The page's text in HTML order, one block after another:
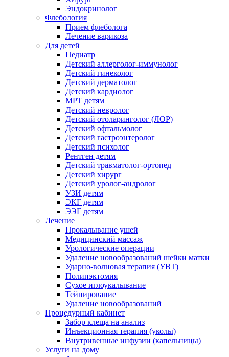
Эндокринолог
Флебология
Прием флеболога
Лечение варикоза
Для детей
Педиатр
Детский аллерголог-иммунолог
Детский гинеколог
Детский дерматолог
Детский кардиолог
МРТ детям
Детский невролог
Детский отоларинголог (ЛОР)
Детский офтальмолог
Детский гастроэнтеролог
Детский психолог
Рентген детям
Детский травматолог-ортопед
Детский хирург
Детский уролог-андролог
УЗИ детям
ЭКГ детям
ЭЭГ детям
Лечение
Прокалывание ушей
Медицинский массаж
Урологические операции
Удаление новообразований шейки матки
Ударно-волновая терапия (УВТ)
Полипэктомия
Сухое иглоукалывание
Тейпирование
Удаление новообразований
Процедурный кабинет
Забор клеща на анализ
Инъекционная терапия (уколы)
Внутривенные инфузии (капельницы)
Услуги на дому